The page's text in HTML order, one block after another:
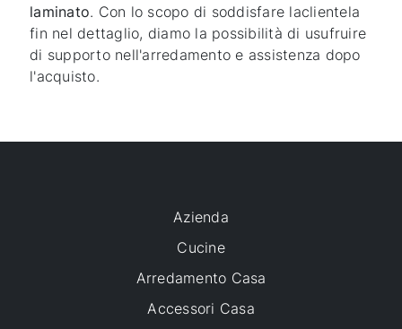
laminato. Con lo scopo di soddisfare laclientela
fin nel dettaglio, diamo la possibilità di usufruire
di supporto nell'arredamento e assistenza dopo
l'acquisto.
Azienda
Cucine
Arredamento Casa
Accessori Casa